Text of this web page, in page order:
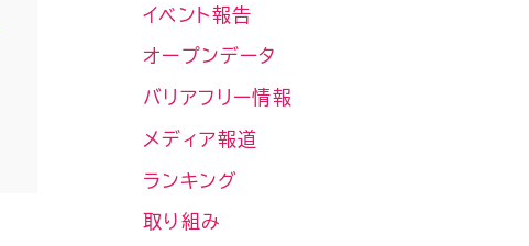
イベント報告
オープンデータ
バリアフリー情報
メディア報道
ランキング
取り組み